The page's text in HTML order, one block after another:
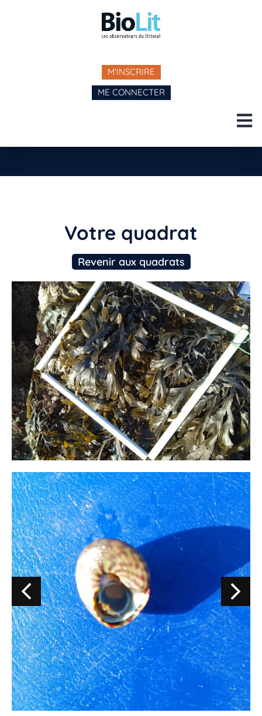
M'INSCRIRE
ME CONNECTER
Votre quadrat
Revenir aux quadrats